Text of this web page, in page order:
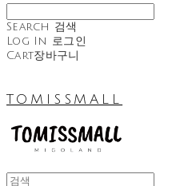
Search 검색
Log In 로그인
Cart장바구니
TOMISSMALL